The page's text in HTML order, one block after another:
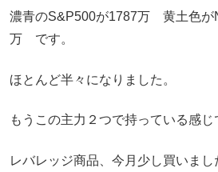
濃青のS&P500が1787万 黄土色
万 です。
ほとんど半々になりました。
もうこの主力２つで持っている感じ
レバレッジ商品、今月少し買いまし